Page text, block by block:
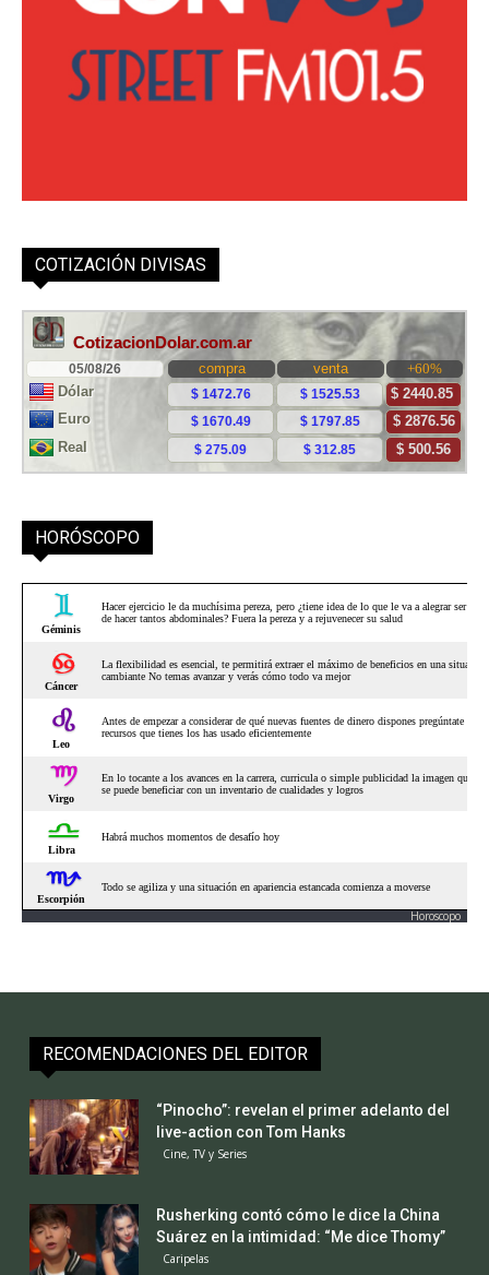
COTIZACIÓN DIVISAS
HORÓSCOPO
Horoscopo
RECOMENDACIONES DEL EDITOR
“Pinocho”: revelan el primer adelanto del
live-action con Tom Hanks
Cine, TV y Series
Rusherking contó cómo le dice la China
Suárez en la intimidad: “Me dice Thomy”
Caripelas